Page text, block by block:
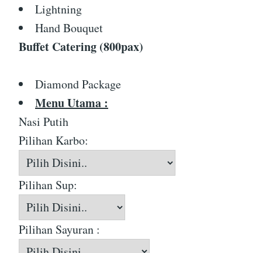
Lightning
Hand Bouquet
Buffet Catering (800pax)
Diamond Package
Menu Utama :
Nasi Putih
Pilihan Karbo:
Pilihan Sup:
Pilihan Sayuran :